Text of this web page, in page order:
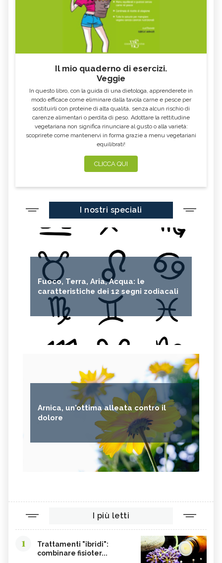
Il mio quaderno di esercizi.
Veggie
In questo libro, con la guida di una dietologa, apprenderete in
modo efficace come eliminare dalla tavola carne e pesce per
sostituirli con proteine di alta qualità, senza alcun rischio di
carenze alimentari o perdita di peso. Adottare la rettitudine
vegetariana non significa rinunciare al gusto o alla varietà:
scoprirete come mantenervi in forma grazie a menu vegetariani
equilibrati!
CLICCA QUI
I nostri speciali
Fuoco, Terra, Aria, Acqua: le
caratteristiche dei 12 segni zodiacali
Arnica, un'ottima alleata contro il
dolore
I più letti
1
Trattamenti "ibridi":
combinare fisioter...